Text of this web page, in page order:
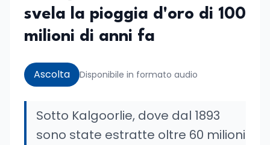
svela la pioggia d'oro di 100
milioni di anni fa
Ascolta Disponibile in formato audio
Sotto Kalgoorlie, dove dal 1893
sono state estratte oltre 60 milioni